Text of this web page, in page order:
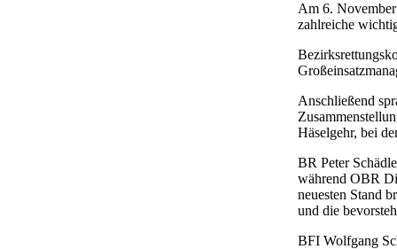
Am 6.
zahlreiche
Anschließend
Häselgehr, bei
BR Peter
während OBR
neuesten Stand
und die
BFI Wolfgang